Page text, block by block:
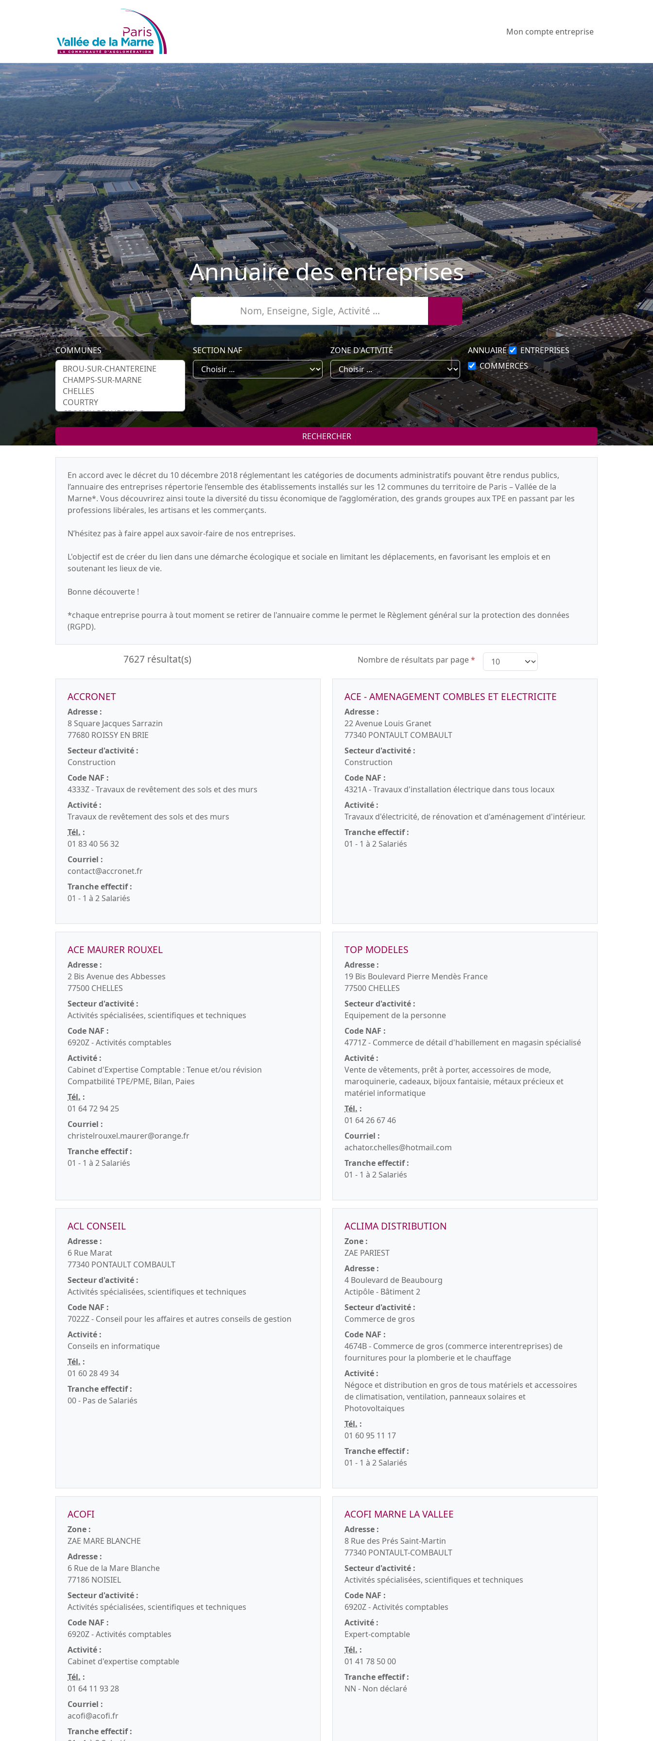
Mon compte entreprise
Annuaire des entreprises
COMMUNES SECTION NAF ZONE D'ACTIVITÉ ANNUAIRE
ENTREPRISES
COMMERCES
RECHERCHER
En accord avec le décret du 10 décembre 2018 réglementant les catégories de documents administratifs pouvant être rendus publics,
l’annuaire des entreprises répertorie l’ensemble des établissements installés sur les 12 communes du territoire de Paris – Vallée de la
Marne*. Vous découvrirez ainsi toute la diversité du tissu économique de l’agglomération, des grands groupes aux TPE en passant par les
professions libérales, les artisans et les commerçants.
N’hésitez pas à faire appel aux savoir-faire de nos entreprises.
L'objectif est de créer du lien dans une démarche écologique et sociale en limitant les déplacements, en favorisant les emplois et en
soutenant les lieux de vie.
Bonne découverte !
*chaque entreprise pourra à tout moment se retirer de l'annuaire comme le permet le Règlement général sur la protection des données
(RGPD).
7627 résultat(s) Nombre de résultats par page *
ACCRONET
Adresse :
8 Square Jacques Sarrazin
77680 ROISSY EN BRIE
Secteur d'activité :
Construction
Code NAF :
4333Z - Travaux de revêtement des sols et des murs
Activité :
Travaux de revêtement des sols et des murs
Tél. :
01 83 40 56 32
Courriel :
contact@accronet.fr
Tranche effectif :
01 - 1 à 2 Salariés
ACE - AMENAGEMENT COMBLES ET ELECTRICITE
Adresse :
22 Avenue Louis Granet
77340 PONTAULT COMBAULT
Secteur d'activité :
Construction
Code NAF :
4321A - Travaux d'installation électrique dans tous locaux
Activité :
Travaux d'électricité, de rénovation et d'aménagement d'intérieur.
Tranche effectif :
01 - 1 à 2 Salariés
ACE MAURER ROUXEL
Adresse :
2 Bis Avenue des Abbesses
77500 CHELLES
Secteur d'activité :
Activités spécialisées, scientifiques et techniques
Code NAF :
6920Z - Activités comptables
Activité :
Cabinet d'Expertise Comptable : Tenue et/ou révision
Compatbilité TPE/PME, Bilan, Paies
Tél. :
01 64 72 94 25
Courriel :
christelrouxel.maurer@orange.fr
Tranche effectif :
01 - 1 à 2 Salariés
TOP MODELES
Adresse :
19 Bis Boulevard Pierre Mendès France
77500 CHELLES
Secteur d'activité :
Equipement de la personne
Code NAF :
4771Z - Commerce de détail d'habillement en magasin spécialisé
Activité :
Vente de vêtements, prêt à porter, accessoires de mode,
maroquinerie, cadeaux, bijoux fantaisie, métaux précieux et
matériel informatique
Tél. :
01 64 26 67 46
Courriel :
achator.chelles@hotmail.com
Tranche effectif :
01 - 1 à 2 Salariés
ACL CONSEIL
Adresse :
6 Rue Marat
77340 PONTAULT COMBAULT
Secteur d'activité :
Activités spécialisées, scientifiques et techniques
Code NAF :
7022Z - Conseil pour les affaires et autres conseils de gestion
Activité :
Conseils en informatique
Tél. :
01 60 28 49 34
Tranche effectif :
00 - Pas de Salariés
ACLIMA DISTRIBUTION
Zone :
ZAE PARIEST
Adresse :
4 Boulevard de Beaubourg
Actipôle - Bâtiment 2
Secteur d'activité :
Commerce de gros
Code NAF :
4674B - Commerce de gros (commerce interentreprises) de
fournitures pour la plomberie et le chauffage
Activité :
Négoce et distribution en gros de tous matériels et accessoires
de climatisation, ventilation, panneaux solaires et
Photovoltaiques
Tél. :
01 60 95 11 17
Tranche effectif :
01 - 1 à 2 Salariés
ACOFI
Zone :
ZAE MARE BLANCHE
Adresse :
6 Rue de la Mare Blanche
77186 NOISIEL
Secteur d'activité :
Activités spécialisées, scientifiques et techniques
Code NAF :
6920Z - Activités comptables
Activité :
Cabinet d'expertise comptable
Tél. :
01 64 11 93 28
Courriel :
acofi@acofi.fr
Tranche effectif :
ACOFI MARNE LA VALLEE
Adresse :
8 Rue des Prés Saint-Martin
77340 PONTAULT-COMBAULT
Secteur d'activité :
Activités spécialisées, scientifiques et techniques
Code NAF :
6920Z - Activités comptables
Activité :
Expert-comptable
Tél. :
01 41 78 50 00
Tranche effectif :
NN - Non déclaré